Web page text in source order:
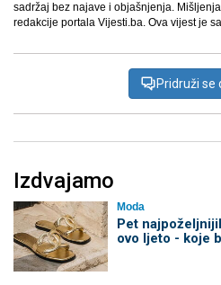
sadržaj bez najave i objašnjenja.
redakcije portala Vijesti.ba. Ova vijest je
Pridruži se
Izdvajamo
Moda
Pet
ovo ljeto - koje